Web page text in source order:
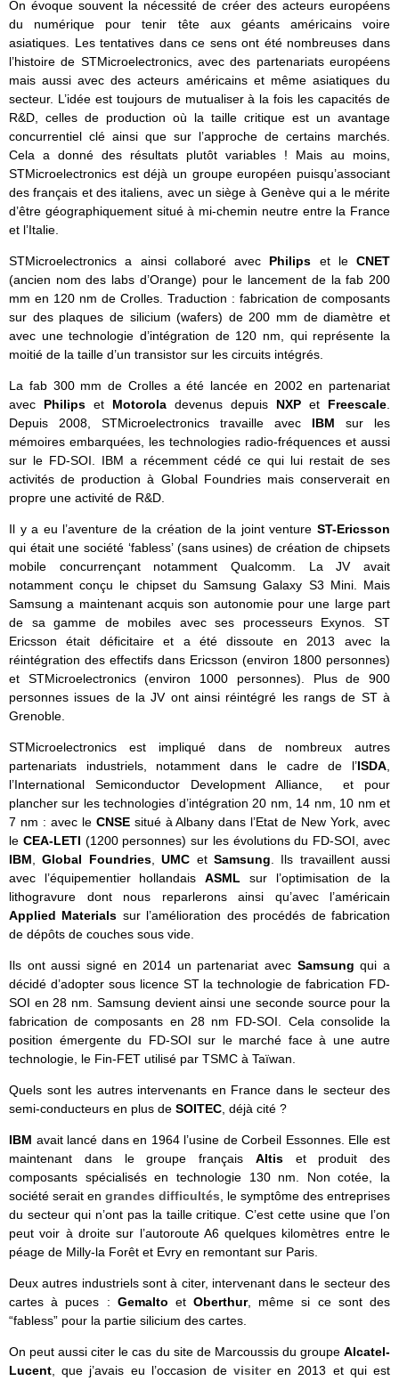
On évoque souvent la nécessité de créer des acteurs européens
du numérique pour tenir tête aux géants américains voire
asiatiques. Les tentatives dans ce sens ont été nombreuses dans
l’histoire de STMicroelectronics, avec des partenariats européens
mais aussi avec des acteurs américains et même asiatiques du
secteur. L’idée est toujours de mutualiser à la fois les capacités de
R&D, celles de production où la taille critique est un avantage
concurrentiel clé ainsi que sur l’approche de certains marchés.
Cela a donné des résultats plutôt variables ! Mais au moins,
STMicroelectronics est déjà un groupe européen puisqu’associant
des français et des italiens, avec un siège à Genève qui a le mérite
d’être géographiquement situé à mi-chemin neutre entre la France
et l’Italie.
STMicroelectronics a ainsi collaboré avec Philips et le CNET
(ancien nom des labs d’Orange) pour le lancement de la fab 200
mm en 120 nm de Crolles. Traduction : fabrication de composants
sur des plaques de silicium (wafers) de 200 mm de diamètre et
avec une technologie d’intégration de 120 nm, qui représente la
moitié de la taille d’un transistor sur les circuits intégrés.
La fab 300 mm de Crolles a été lancée en 2002 en partenariat
avec Philips et Motorola devenus depuis NXP et Freescale
Depuis 2008, STMicroelectronics travaille avec IBM sur les
mémoires embarquées, les technologies radio-fréquences et aussi
sur le FD-SOI. IBM a récemment cédé ce qui lui restait de ses
activités de production à Global Foundries mais conserverait en
propre une activité de R&D.
Il y a eu l’aventure de la création de la joint venture ST-Ericsson
qui était une société ‘fabless’ (sans usines) de création de chipsets
mobile concurrençant notamment Qualcomm. La JV avait
notamment conçu le chipset du Samsung Galaxy S3 Mini. Mais
Samsung a maintenant acquis son autonomie pour une large part
de sa gamme de mobiles avec ses processeurs Exynos. ST
Ericsson était déficitaire et a été dissoute en 2013 avec la
réintégration des effectifs dans Ericsson (environ 1800 personnes)
et STMicroelectronics (environ 1000 personnes). Plus de 900
personnes issues de la JV ont ainsi réintégré les rangs de ST à
Grenoble.
STMicroelectronics est impliqué dans de nombreux autres
partenariats industriels, notamment dans le cadre de l’ISDA
l’International Semiconductor Development Alliance, et pour
plancher sur les technologies d’intégration 20 nm, 14 nm, 10 nm et
7 nm : avec le CNSE situé à Albany dans l’Etat de New York, avec
le CEA-LETI (1200 personnes) sur les évolutions du FD-SOI, avec
IBM ,Global Foundries,UMC et Samsung . Ils travaillent aussi
avec l’équipementier hollandaisASML sur l’optimisation de la
lithogravure dont nous reparlerons ainsi qu’avec l’américain
Applied Materials sur l’amélioration des procédés de fabrication
de dépôts de couches sous vide.
Ils ont aussi signé en 2014 un partenariat avec Samsungqui a
décidé d’adopter sous licence ST la technologie de fabrication FD-
SOI en 28 nm. Samsung devient ainsi une seconde source pour la
fabrication de composants en 28 nm FD-SOI. Cela consolide la
position émergente du FD-SOI sur le marché face à une autre
technologie, le Fin-FET utilisé par TSMC à Taïwan.
Quels sont les autres intervenants en France dans le secteur des
semi-conducteurs en plus de SOITEC , déjà cité ?
IBM avait lancé dans en 1964 l’usine de Corbeil Essonnes. Elle est
maintenant dans le groupe français Altis et produit des
composants spécialisés en technologie 130 nm. Non cotée, la
société serait en grandes difficultés , le symptôme des entreprises
du secteur qui n’ont pas la taille critique. C’est cette usine que l’on
peut voir à droite sur l’autoroute A6 quelques kilomètres entre le
péage de Milly-la Forêt et Evry en remontant sur Paris.
Deux autres industriels sont à citer, intervenant dans le secteur des
cartes à puces : Gemalto etOberthur, même si ce sont des
“fabless” pour la partie silicium des cartes.
On peut aussi citer le cas du site de Marcoussis du groupe Alcatel-
Lucent, que j’avais eu l’occasion devisiteren 2013 et qui est